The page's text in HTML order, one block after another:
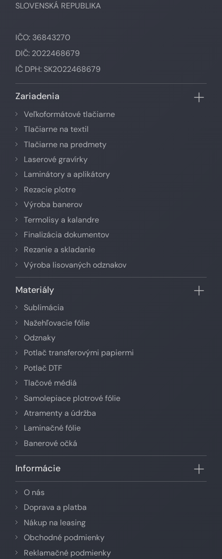
SLOVENSKÁ REPUBLIKA
IČO: 36843270
DIČ: 2022468679
IČ DPH: SK2022468679
Zariadenia
Veľkoformátové tlačiarne
Tlačiarne na textil
Tlačiarne na predmety
Laserové gravírky
Laminátory a aplikátory
Rezacie plotre
Výroba banerov
Termolisy a kalandre
Finalizácia dokumentov
Rezanie a skladanie
Výroba lisovaných odznakov
Materiály
Sublimácia
Nažehľovacie fólie
Odznaky
Potlač transferovými papiermi
Potlač DTF
Tlačové médiá
Samolepiace plotrové fólie
Atramenty a údržba
Laminačné fólie
Banerové očká
Informácie
O nás
Doprava a platba
Nákup na leasing
Obchodné podmienky
Reklamačné podmienky